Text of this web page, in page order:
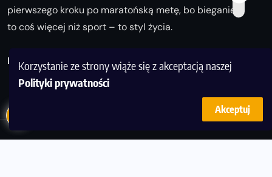
Korzystanie ze strony wiąże się z akceptacją naszej
Polityki prywatności
Akceptuj
pierwszego kroku po maratońską metę, bo bieganie
to coś więcej niż sport – to styl życia.
Biegaj z nami i odkrywaj swoją najlepszą wersję!